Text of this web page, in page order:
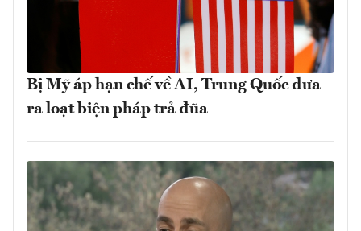
Bị Mỹ áp hạn chế về AI, Trung Quốc đưa
ra loạt biện pháp trả đũa